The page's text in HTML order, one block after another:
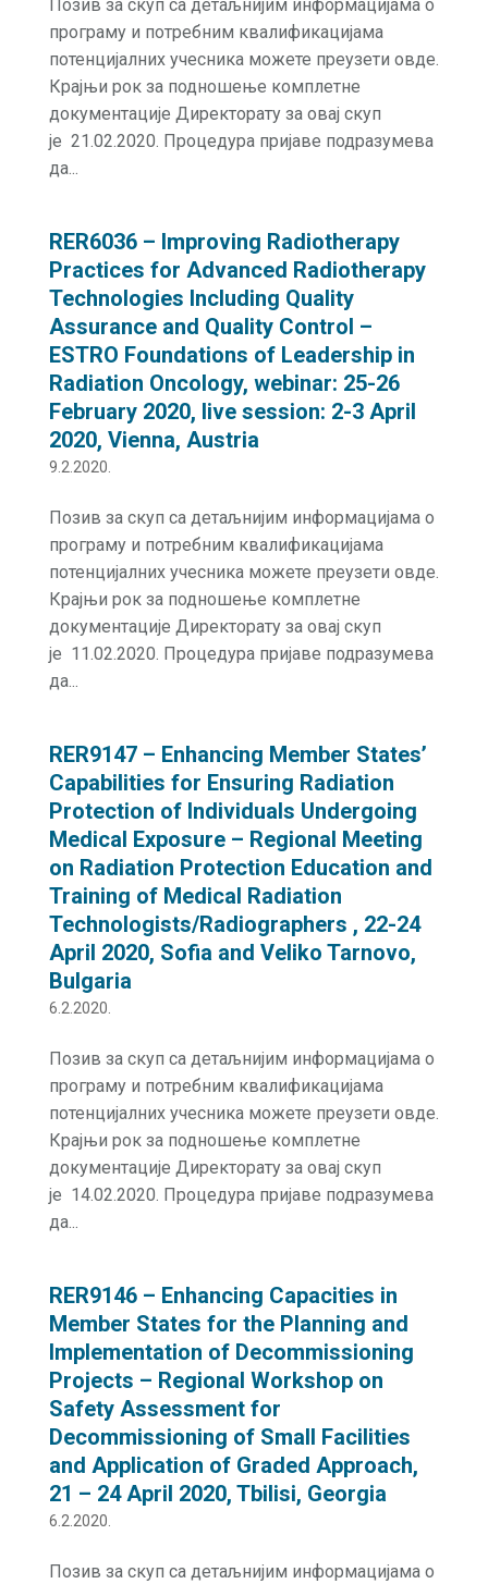
Позив за скуп са детаљнијим информацијама о
програму и потребним квалификацијама
потенцијалних учесника можете преузети овде.
Крајњи рок за подношење комплетне
документације Директорату за овај скуп
је 21.02.2020. Процедура пријаве подразумева
да...
RER6036 – Improving Radiotherapy
Practices for Advanced Radiotherapy
Technologies Including Quality
Assurance and Quality Control –
ESTRO Foundations of Leadership in
Radiation Oncology, webinar: 25-26
February 2020, live session: 2-3 April
2020, Vienna, Austria
9.2.2020.
Позив за скуп са детаљнијим информацијама о
програму и потребним квалификацијама
потенцијалних учесника можете преузети овде.
Крајњи рок за подношење комплетне
документације Директорату за овај скуп
је 11.02.2020. Процедура пријаве подразумева
да...
RER9147 – Enhancing Member States’
Capabilities for Ensuring Radiation
Protection of Individuals Undergoing
Medical Exposure – Regional Meeting
on Radiation Protection Education and
Training of Medical Radiation
Technologists/Radiographers , 22-24
April 2020, Sofia and Veliko Tarnovo,
Bulgaria
6.2.2020.
Позив за скуп са детаљнијим информацијама о
програму и потребним квалификацијама
потенцијалних учесника можете преузети овде.
Крајњи рок за подношење комплетне
документације Директорату за овај скуп
је 14.02.2020. Процедура пријаве подразумева
да...
RER9146 – Enhancing Capacities in
Member States for the Planning and
Implementation of Decommissioning
Projects – Regional Workshop on
Safety Assessment for
Decommissioning of Small Facilities
and Application of Graded Approach,
21 – 24 April 2020, Tbilisi, Georgia
6.2.2020.
Позив за скуп са детаљнијим информацијама о